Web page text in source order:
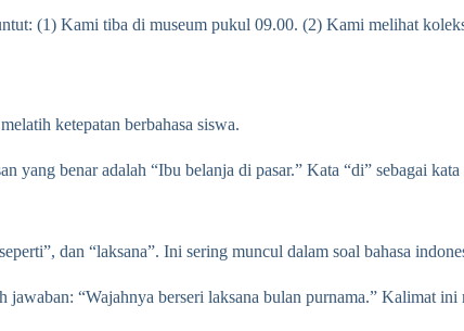
(1) Kami tiba di museum pukul 09.00. (2) Kami melihat
ketepatan berbahasa siswa.
yang benar adalah “Ibu belanja di pasar.” Kata “di” sebagai
dan “laksana”. Ini sering muncul dalam soal bahasa
“Wajahnya berseri laksana bulan purnama.” Kalimat